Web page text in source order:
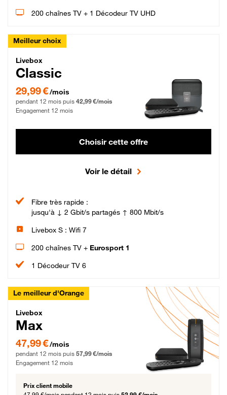
200 chaînes TV + 1 Décodeur TV UHD
Meilleur choix
Livebox Classic Fibre
Livebox
Classic
29,99 € par mois pendant 12 mois puis 42,99 € par mois, Engagement 12 mois
29,99 €/mois
pendant 12 mois puis 42,99 €/mois
Engagement 12 mois
Choisir cette offre
Voir le détail
Fibre très rapide :
jusqu'à ↓ 2 Gbit/s partagés ↑ 800 Mbit/s
Livebox S : Wifi 7
200 chaînes TV + Eurosport 1
1 Décodeur TV 6
Le meilleur d'Orange
Livebox Max Fibre
Livebox
Max
47,99 € par mois pendant 12 mois puis 57,99 € par mois, Engagement 12 mois
47,99 €/mois
pendant 12 mois puis 57,99 €/mois
Engagement 12 mois
Prix client mobile